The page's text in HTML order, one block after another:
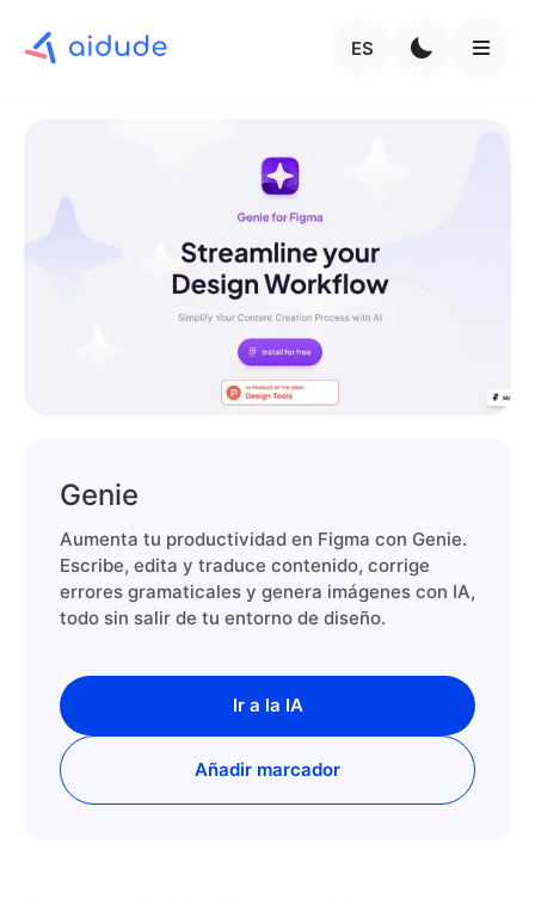
ES
Genie
Aumenta tu productividad en Figma con Genie.
Escribe, edita y traduce contenido, corrige
errores gramaticales y genera imágenes con IA,
todo sin salir de tu entorno de diseño.
Ir a la IA
Añadir marcador